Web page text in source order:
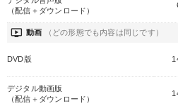
（配信＋ダウンロード）
ondemand_video 動画 （どの形態でも内容は同じです）
DVD版
デジタル動画版
（配信＋ダウンロード）